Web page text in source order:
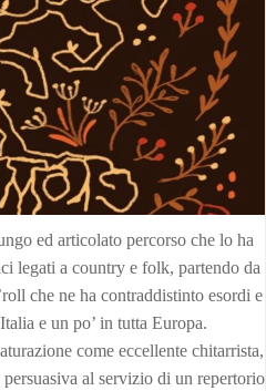
ed articolato percorso che lo ha
legati a country e folk, partendo da
che ne ha contraddistinto esordi e
e un po’ in tutta Europa.
come eccellente chitarrista,
al servizio di un repertorio